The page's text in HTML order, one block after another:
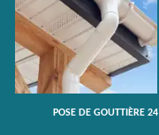
POSE DE GOUTTIÈRE 24